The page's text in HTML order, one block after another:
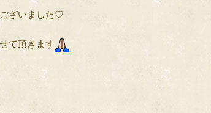
ざいました♡
て頂きます